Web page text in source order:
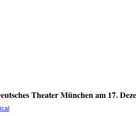
Theater München am 17.